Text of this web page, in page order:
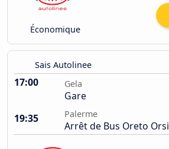
Économique
Sais Autolinee
17:00 Gela
Gare
19:35
Palerme
Arrêt de Bus Oreto Orsi